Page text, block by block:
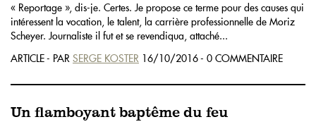
« Reportage », dis-je. Certes. Je propose ce terme pour des causes qui
intéressent la vocation, le talent, la carrière professionnelle de Moriz
Scheyer. Journaliste il fut et se revendiqua, attaché...
ARTICLE - PAR SERGE KOSTER 16/10/2016 - 0 COMMENTAIRE
Un flamboyant baptême du feu